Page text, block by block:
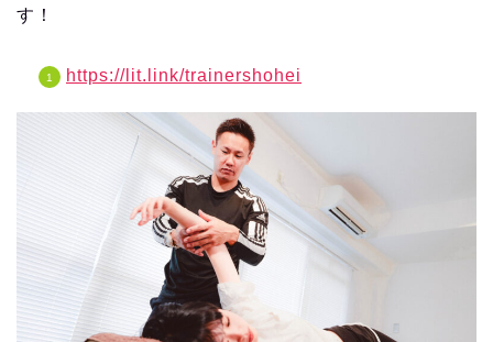
す！
https://lit.link/trainershohei